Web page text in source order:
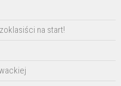
na start!